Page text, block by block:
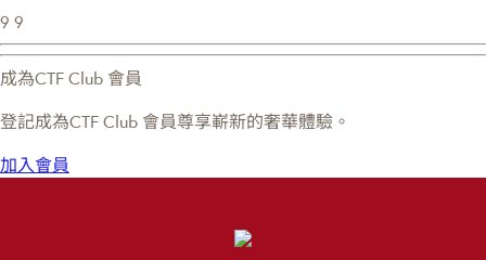
9 9
成為CTF Club 會員
登記成為CTF Club 會員尊享嶄新的奢華體驗。
加入會員